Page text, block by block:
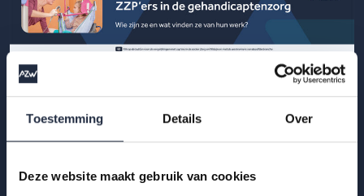
Toestemming Details Over
Deze website maakt gebruik van cookies